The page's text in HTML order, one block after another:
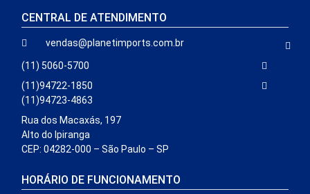
CENTRAL DE ATENDIMENTO
vendas@planetimports.com.br
(11) 5060-5700
(11)94722-1850
(11)94723-4863
Rua dos Macaxás, 197
Alto do Ipiranga
CEP: 04282-000 – São Paulo – SP
HORÁRIO DE FUNCIONAMENTO